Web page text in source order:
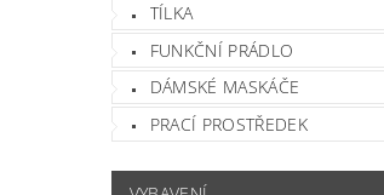
TÍLKA
FUNKČNÍ PRÁDLO
DÁMSKÉ MASKÁČE
PRACÍ PROSTŘEDEK